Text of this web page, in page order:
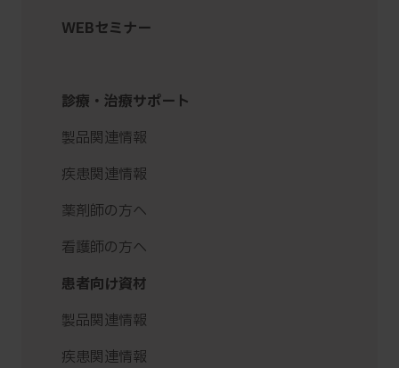
WEBセミナー
診療・治療サポート
製品関連情報
疾患関連情報
薬剤師の方へ
看護師の方へ
患者向け資材
製品関連情報
疾患関連情報